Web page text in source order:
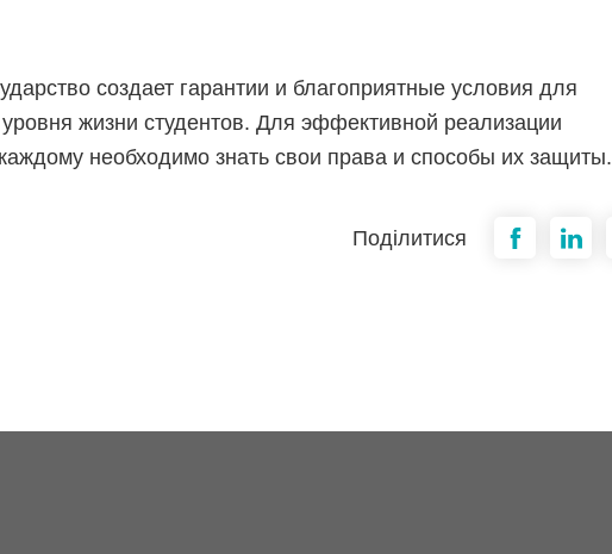
создает гарантии и благоприятные условия для
жизни студентов. Для эффективной реализации
необходимо знать свои права и способы их защиты.
Поділитися